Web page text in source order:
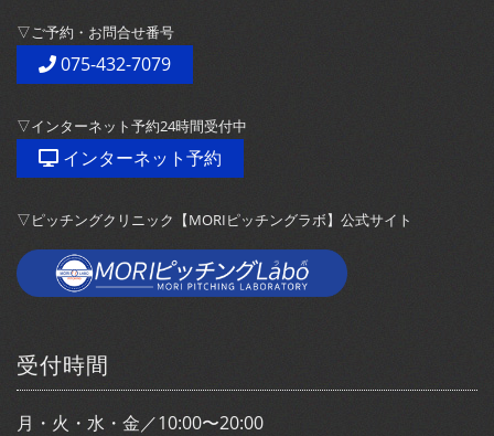
▽ご予約・お問合せ番号
075-432-7079
▽インターネット予約24時間受付中
インターネット予約
▽ピッチングクリニック【MORIピッチングラボ】公式サイト
受付時間
月・火・水・金／10:00〜20:00